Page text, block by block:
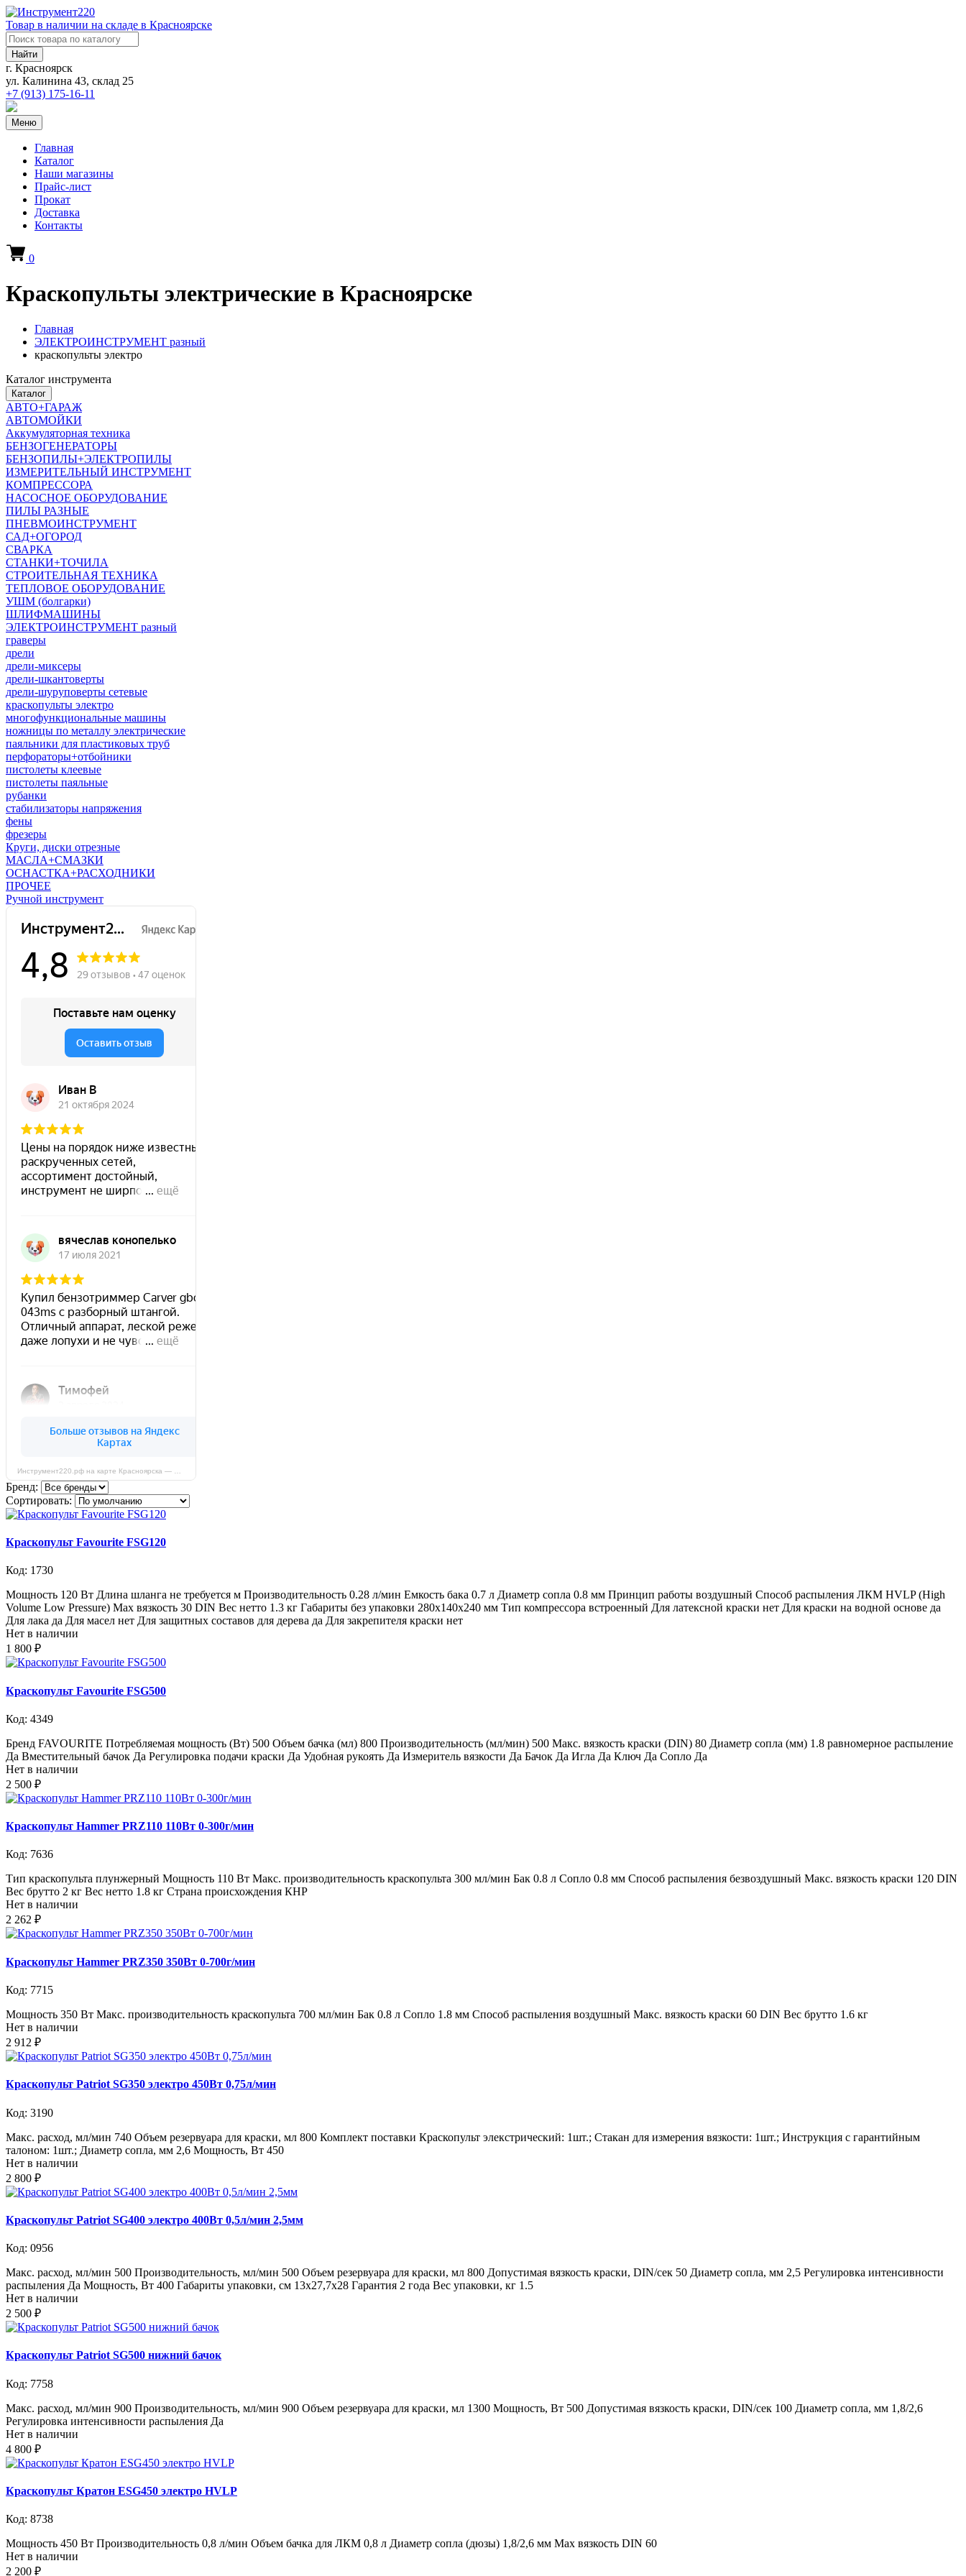
Товар в наличии на складе в Красноярске
Найти
г. Красноярск
ул. Калинина 43, склад 25
+7 (913) 175-16-11
Меню
Главная
Каталог
Наши магазины
Прайс-лист
Прокат
Доставка
Контакты
0
Краскопульты электрические в Красноярске
Главная
ЭЛЕКТРОИНСТРУМЕНТ разный
краскопульты электро
Каталог инструмента
Каталог
АВТО+ГАРАЖ
АВТОМОЙКИ
Аккумуляторная техника
БЕНЗОГЕНЕРАТОРЫ
БЕНЗОПИЛЫ+ЭЛЕКТРОПИЛЫ
ИЗМЕРИТЕЛЬНЫЙ ИНСТРУМЕНТ
КОМПРЕССОРА
НАСОСНОЕ ОБОРУДОВАНИЕ
ПИЛЫ РАЗНЫЕ
ПНЕВМОИНСТРУМЕНТ
САД+ОГОРОД
СВАРКА
СТАНКИ+ТОЧИЛА
СТРОИТЕЛЬНАЯ ТЕХНИКА
ТЕПЛОВОЕ ОБОРУДОВАНИЕ
УШМ (болгарки)
ШЛИФМАШИНЫ
ЭЛЕКТРОИНСТРУМЕНТ разный
граверы
дрели
дрели-миксеры
дрели-шкантоверты
дрели-шуруповерты сетевые
краскопульты электро
многофункциональные машины
ножницы по металлу электрические
паяльники для пластиковых труб
перфораторы+отбойники
пистолеты клеевые
пистолеты паяльные
рубанки
стабилизаторы напряжения
фены
фрезеры
Круги, диски отрезные
МАСЛА+СМАЗКИ
ОСНАСТКА+РАСХОДНИКИ
ПРОЧЕЕ
Ручной инструмент
Бренд:
Сортировать:
Краскопульт Favourite FSG120
Код: 1730
Мощность 120 Вт Длина шланга не требуется м Производительность 0.28 л/мин Емкость бака 0.7 л Диаметр сопла 0.8 мм Принцип работы воздушный Способ распыления ЛКМ HVLP (High
Volume Low Pressure) Max вязкость 30 DIN Вес нетто 1.3 кг Габариты без упаковки 280х140х240 мм Тип компрессора встроенный Для латексной краски нет Для краски на водной основе да
Для лака да Для масел нет Для защитных составов для дерева да Для закрепителя краски нет
Нет в наличии
1 800 ₽
Краскопульт Favourite FSG500
Код: 4349
Бренд FAVOURITE Потребляемая мощность (Вт) 500 Объем бачка (мл) 800 Производительность (мл/мин) 500 Макс. вязкость краски (DIN) 80 Диаметр сопла (мм) 1.8 равномерное распыление
Да Вместительный бачок Да Регулировка подачи краски Да Удобная рукоять Да Измеритель вязкости Да Бачок Да Игла Да Ключ Да Сопло Да
Нет в наличии
2 500 ₽
Краскопульт Hammer PRZ110 110Вт 0-300г/мин
Код: 7636
Тип краскопульта плунжерный Мощность 110 Вт Макс. производительность краскопульта 300 мл/мин Бак 0.8 л Сопло 0.8 мм Способ распыления безвоздушный Макс. вязкость краски 120 DIN
Вес брутто 2 кг Вес нетто 1.8 кг Страна происхождения КНР
Нет в наличии
2 262 ₽
Краскопульт Hammer PRZ350 350Вт 0-700г/мин
Код: 7715
Мощность 350 Вт Макс. производительность краскопульта 700 мл/мин Бак 0.8 л Сопло 1.8 мм Способ распыления воздушный Макс. вязкость краски 60 DIN Вес брутто 1.6 кг
Нет в наличии
2 912 ₽
Краскопульт Patriot SG350 электро 450Вт 0,75л/мин
Код: 3190
Макс. расход, мл/мин 740 Объем резервуара для краски, мл 800 Комплект поставки Краскопульт элекстрический: 1шт.; Стакан для измерения вязкости: 1шт.; Инструкция с гарантийным
талоном: 1шт.; Диаметр сопла, мм 2,6 Мощность, Вт 450
Нет в наличии
2 800 ₽
Краскопульт Patriot SG400 электро 400Вт 0,5л/мин 2,5мм
Код: 0956
Макс. расход, мл/мин 500 Производительность, мл/мин 500 Объем резервуара для краски, мл 800 Допустимая вязкость краски, DIN/сек 50 Диаметр сопла, мм 2,5 Регулировка интенсивности
распыления Да Мощность, Вт 400 Габариты упаковки, cм 13х27,7х28 Гарантия 2 года Вес упаковки, кг 1.5
Нет в наличии
2 500 ₽
Краскопульт Patriot SG500 нижний бачок
Код: 7758
Макс. расход, мл/мин 900 Производительность, мл/мин 900 Объем резервуара для краски, мл 1300 Мощность, Вт 500 Допустимая вязкость краски, DIN/сек 100 Диаметр сопла, мм 1,8/2,6
Регулировка интенсивности распыления Да
Нет в наличии
4 800 ₽
Краскопульт Кратон ESG450 электро HVLP
Код: 8738
Мощность 450 Вт Производительность 0,8 л/мин Объем бачка для ЛКМ 0,8 л Диаметр сопла (дюзы) 1,8/2,6 мм Max вязкость DIN 60
Нет в наличии
2 200 ₽